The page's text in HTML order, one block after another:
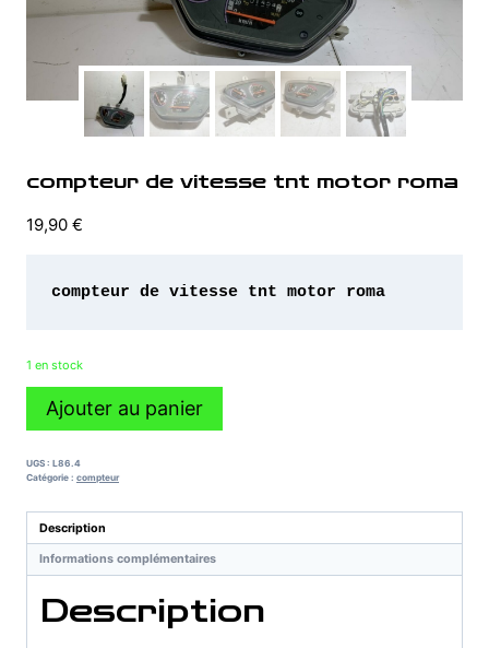
compteur de vitesse tnt motor roma
19,90 €
compteur de vitesse tnt motor roma
1 en stock
quantité
de
vitesse
motor
roma
Ajouter au panier
UGS : L86.4
Catégorie : compteur
Description
Informations complémentaires
Description